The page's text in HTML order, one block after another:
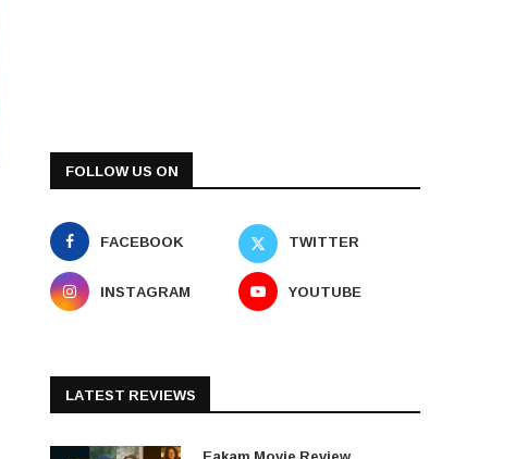
FOLLOW US ON
FACEBOOK
TWITTER
INSTAGRAM
YOUTUBE
LATEST REVIEWS